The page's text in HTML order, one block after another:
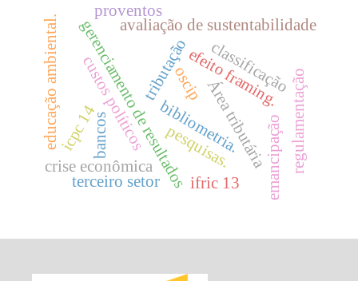
classificação
Área tributária
tributação
gerenciamento de resultados
avaliação de sustentabilidade
bibliometria.
bancos
crise econômica regulamentação
pesquisas.
terceiro setor
oscip
educação ambiental.custos políticos
ifric 13
icpc 14
proventos
efeito framing.
emancipação